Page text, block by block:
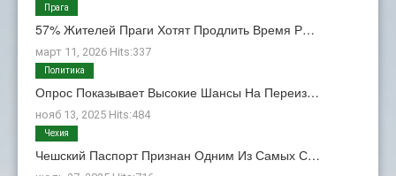
57% Жителей Праги Хотят Продлить Время Р…
март 11, 2026 Hits:337
Прага
Опрос Показывает Высокие Шансы На Переиз…
нояб 13, 2025 Hits:484
Политика
Чешский Паспорт Признан Одним Из Самых С…
Чехия